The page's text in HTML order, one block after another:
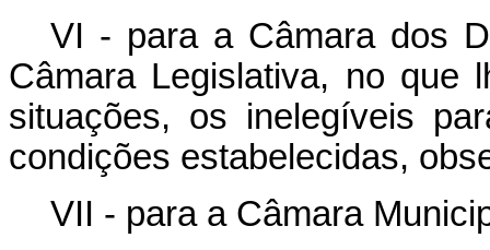
VI - para a Câmara dos
Câmara Legislativa, no que
situações, os inelegíveis
condições estabelecidas,
VII - para a Câmara